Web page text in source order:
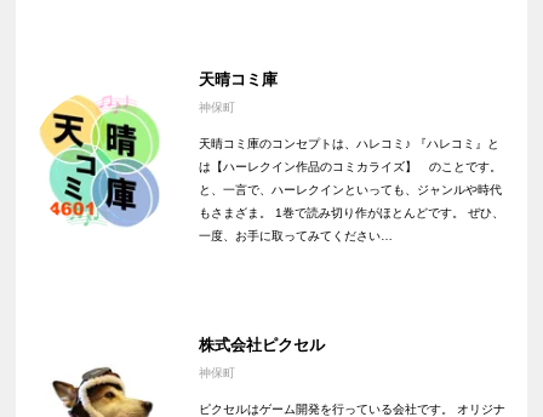
天晴コミ庫
神保町
天晴コミ庫のコンセプトは、ハレコミ♪ 『ハレコミ』と
は【ハーレクイン作品のコミカライズ】 のことです。
と、一言で、ハーレクインといっても、ジャンルや時代
もさまざま。 1巻で読み切り作がほとんどです。 ぜひ、
一度、お手に取ってみてください…
株式会社ピクセル
神保町
ピクセルはゲーム開発を行っている会社です。 オリジナ